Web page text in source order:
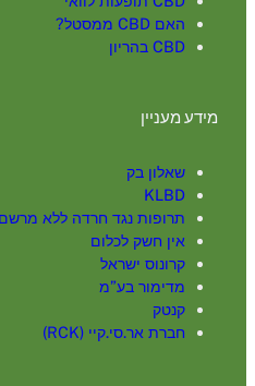
האם CBD ממסטל?
CBD בהריון
מידע מעניין
שאלון בק
KLBD
תרופות נגד חרדה ללא מרשם
אין חשק לכלום
קרונוס ישראל
מדימור בע”מ
קנטק
חברת אר.סי.קיי (RCK)